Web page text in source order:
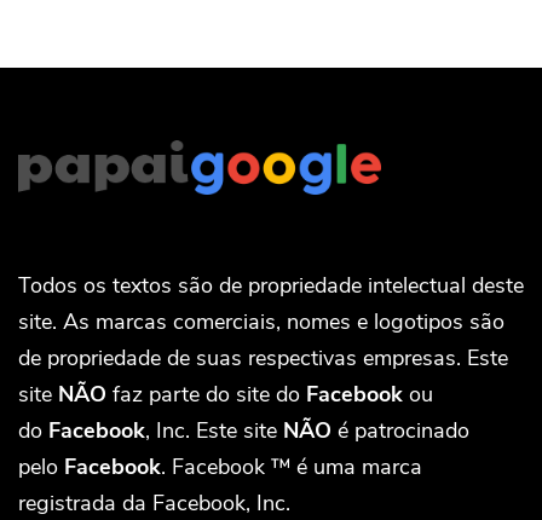
Todos os textos são de propriedade intelectual deste
site. As marcas comerciais, nomes e logotipos são
de propriedade de suas respectivas empresas. Este
site NÃO faz parte do site do Facebook ou
do Facebook, Inc. Este site NÃO é patrocinado
pelo Facebook. Facebook ™ é uma marca
registrada da Facebook, Inc.